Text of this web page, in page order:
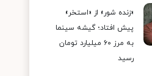
«زنده شور» از «استخر»
پیش افتاد؛ گیشه سینما
به مرز ۶۰ میلیارد تومان
رسید